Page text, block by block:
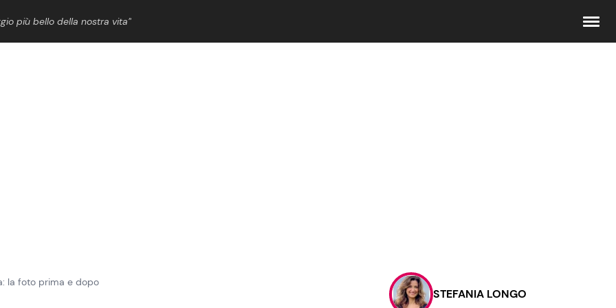
più bello della nostra vita”
Contattaci
Pubblicità
la foto prima e dopo
STEFANIA LONGO